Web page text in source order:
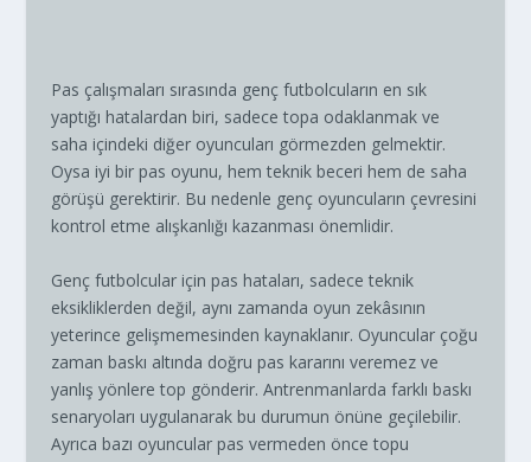
Pas çalışmaları sırasında genç futbolcuların en sık
yaptığı hatalardan biri, sadece topa odaklanmak ve
saha içindeki diğer oyuncuları görmezden gelmektir.
Oysa iyi bir pas oyunu, hem teknik beceri hem de saha
görüşü gerektirir. Bu nedenle genç oyuncuların çevresini
kontrol etme alışkanlığı kazanması önemlidir.
Genç futbolcular için pas hataları, sadece teknik
eksikliklerden değil, aynı zamanda oyun zekâsının
yeterince gelişmemesinden kaynaklanır. Oyuncular çoğu
zaman baskı altında doğru pas kararını veremez ve
yanlış yönlere top gönderir. Antrenmanlarda farklı baskı
senaryoları uygulanarak bu durumun önüne geçilebilir.
Ayrıca bazı oyuncular pas vermeden önce topu